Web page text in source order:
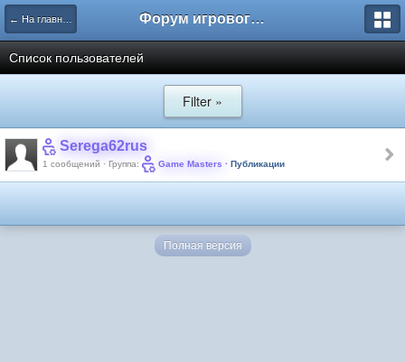
← На главную Форум игрового проекта Riverrise
Список пользователей
Filter »
Serega62rus
1 сообщений · Группа: Game Masters · Публикации
Полная версия